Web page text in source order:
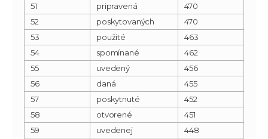
51
pripravená
470
52
poskytovaných
470
53
použité
463
54
spomínané
462
55
uvedený
456
56
daná
455
57
poskytnuté
452
58
otvorené
451
59
uvedenej
448